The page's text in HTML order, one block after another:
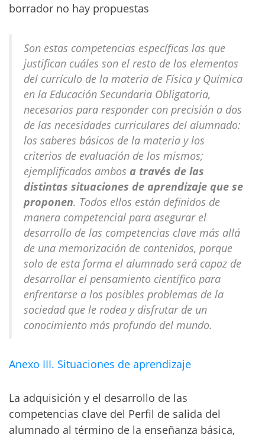
borrador no hay propuestas
Son estas competencias específicas las que
justifican cuáles son el resto de los elementos
del currículo de la materia de Física y Química
en la Educación Secundaria Obligatoria,
necesarios para responder con precisión a dos
de las necesidades curriculares del alumnado:
los saberes básicos de la materia y los
criterios de evaluación de los mismos;
ejemplificados ambos a través de las
distintas situaciones de aprendizaje que se
proponen. Todos ellos están definidos de
manera competencial para asegurar el
desarrollo de las competencias clave más allá
de una memorización de contenidos, porque
solo de esta forma el alumnado será capaz de
desarrollar el pensamiento científico para
enfrentarse a los posibles problemas de la
sociedad que le rodea y disfrutar de un
conocimiento más profundo del mundo.
Anexo III. Situaciones de aprendizaje
La adquisición y el desarrollo de las
competencias clave del Perfil de salida del
alumnado al término de la enseñanza básica,